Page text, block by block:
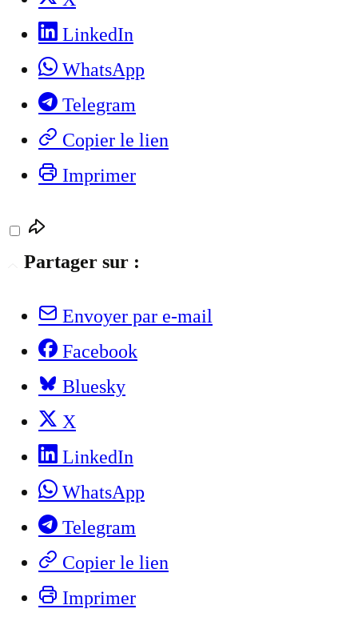
LinkedIn
WhatsApp
Telegram
Copier le lien
Imprimer
Partager sur :
Envoyer par e-mail
Facebook
Bluesky
X
LinkedIn
WhatsApp
Telegram
Copier le lien
Imprimer